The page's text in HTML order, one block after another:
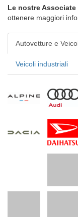
Le nostre Associate
ottenere maggiori
Autovetture e
Veicoli industriali